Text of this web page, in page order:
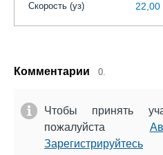
Скорость (уз) 22,00
Комментарии 0.
Чтобы принять
пожалуйста
Зарегистрируйтесь